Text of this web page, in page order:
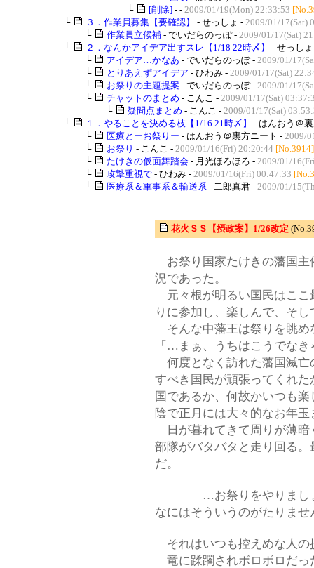
└
[削除] - - 2009/01/19(Mon) 22:33:53
└
３．作業員募集【要確認】 - せっしょ - 2009/01/17(Sat)
└
作業員立候補 - でいだらのっぽ - 2009/01/17(Sat)
└
２．なんかアイデア出すスレ【1/18 22時〆】
- せっし
└
アイデア…かなあ - でいだらのっぽ - 2009/01/
└
とりあえずアイデア - ひわみ - 2009/01/17(Sat)
└
お祭りの主題提案 - でいだらのっぽ - 2009/01/
└
チャットのまとめ - こんこ - 2009/01/17(Sat)
└
疑問点まとめ - こんこ - 2009/01/17(Sat)
└
１．やることを決める枝【1/16 21時〆】
- はんおう＠
└
医療とーお祭りー - はんおう＠裏方ニート - 2009/
└
お祭り - こんこ - 2009/01/16(Fri) 20:20:44 [No.3914]
└
たけきの仮面舞踏会 - 月光ほろほろ - 2009/01/
└
攻撃重視で - ひわみ - 2009/01/16(Fri) 00:47:33
└
医療系＆軍事系＆輸送系 - 二郎真君 - 2009/01/
花火ＳＳ【摂政案】1/26改定
お祭り国家たけきの藩国主
況であった。
元々根が明るい国民はここ
りに参加し、楽しんで、そ
そんな中藩王は祭りを眺め
「…まぁ、うちはこうでなき
何度となく訪れた藩国滅亡
すべき国民が頑張ってくれ
国であるか、何故かいつも
陰で正月には大々的なお年玉
日が暮れてきて周りが薄暗
部隊がバタバタと走り回る
だ。
――――…お祭りをやりましょ
なにはそういうのがたりませ
それはいつも控えめな人の
竜に蹂躙されボロボロだっ